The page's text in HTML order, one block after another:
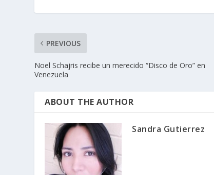
PREVIOUS
Noel Schajris recibe un merecido “Disco de Oro” en
Venezuela
ABOUT THE AUTHOR
Sandra Gutierrez